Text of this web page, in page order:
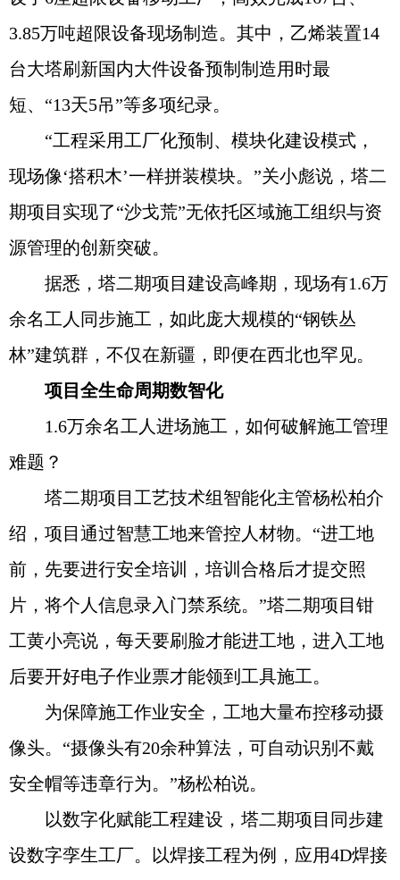
3.85万吨超限设备现场制造。其中，乙烯装置14
台大塔刷新国内大件设备预制制造用时最
短、“13天5吊”等多项纪录。
“工程采用工厂化预制、模块化建设模式，
现场像‘搭积木’一样拼装模块。”关小彪说，塔二
期项目实现了“沙戈荒”无依托区域施工组织与资
源管理的创新突破。
据悉，塔二期项目建设高峰期，现场有1.6万
余名工人同步施工，如此庞大规模的“钢铁丛
林”建筑群，不仅在新疆，即便在西北也罕见。
项目全生命周期数智化
1.6万余名工人进场施工，如何破解施工管理
难题？
塔二期项目工艺技术组智能化主管杨松柏介
绍，项目通过智慧工地来管控人材物。“进工地
前，先要进行安全培训，培训合格后才提交照
片，将个人信息录入门禁系统。”塔二期项目钳
工黄小亮说，每天要刷脸才能进工地，进入工地
后要开好电子作业票才能领到工具施工。
为保障施工作业安全，工地大量布控移动摄
像头。“摄像头有20余种算法，可自动识别不戴
安全帽等违章行为。”杨松柏说。
以数字化赋能工程建设，塔二期项目同步建
设数字孪生工厂。以焊接工程为例，应用4D焊接